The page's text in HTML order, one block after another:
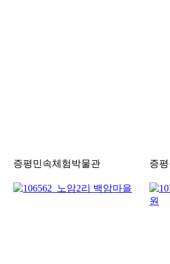
증평민속체험박물관 증